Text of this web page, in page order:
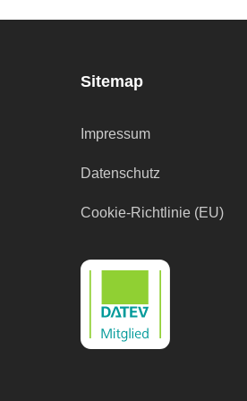
Sitemap
Impressum
Datenschutz
Cookie-Richtlinie (EU)